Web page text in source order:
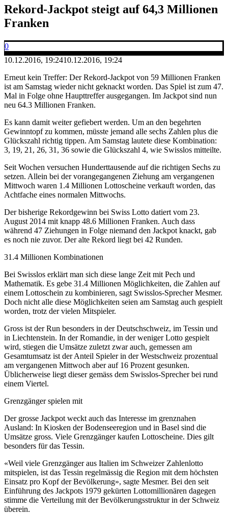
Rekord-Jackpot steigt auf 64,3 Millionen
Franken
0
10.12.2016, 19:2410.12.2016, 19:24
Erneut kein Treffer: Der Rekord-Jackpot von 59 Millionen Franken
ist am Samstag wieder nicht geknackt worden. Das Spiel ist zum 47.
Mal in Folge ohne Haupttreffer ausgegangen. Im Jackpot sind nun
neu 64.3 Millionen Franken.
Es kann damit weiter gefiebert werden. Um an den begehrten
Gewinntopf zu kommen, müsste jemand alle sechs Zahlen plus die
Glückszahl richtig tippen. Am Samstag lautete diese Kombination:
3, 19, 21, 26, 31, 36 sowie die Glückszahl 4, wie Swisslos mitteilte.
Seit Wochen versuchen Hunderttausende auf die richtigen Sechs zu
setzen. Allein bei der vorangegangenen Ziehung am vergangenen
Mittwoch waren 1.4 Millionen Lottoscheine verkauft worden, das
Achtfache eines normalen Mittwochs.
Der bisherige Rekordgewinn bei Swiss Lotto datiert vom 23.
August 2014 mit knapp 48.6 Millionen Franken. Auch dass
während 47 Ziehungen in Folge niemand den Jackpot knackt, gab
es noch nie zuvor. Der alte Rekord liegt bei 42 Runden.
31.4 Millionen Kombinationen
Bei Swisslos erklärt man sich diese lange Zeit mit Pech und
Mathematik. Es gebe 31.4 Millionen Möglichkeiten, die Zahlen auf
einem Lottoschein zu kombinieren, sagt Swisslos-Sprecher Mesmer.
Doch nicht alle diese Möglichkeiten seien am Samstag auch gespielt
worden, trotz der vielen Mitspieler.
Gross ist der Run besonders in der Deutschschweiz, im Tessin und
in Liechtenstein. In der Romandie, in der weniger Lotto gespielt
wird, stiegen die Umsätze zuletzt zwar auch, gemessen am
Gesamtumsatz ist der Anteil Spieler in der Westschweiz prozentual
am vergangenen Mittwoch aber auf 16 Prozent gesunken.
Üblicherweise liegt dieser gemäss dem Swisslos-Sprecher bei rund
einem Viertel.
Grenzgänger spielen mit
Der grosse Jackpot weckt auch das Interesse im grenznahen
Ausland: In Kiosken der Bodenseeregion und in Basel sind die
Umsätze gross. Viele Grenzgänger kaufen Lottoscheine. Dies gilt
besonders für das Tessin.
«Weil viele Grenzgänger aus Italien im Schweizer Zahlenlotto
mitspielen, ist das Tessin regelmässig die Region mit dem höchsten
Einsatz pro Kopf der Bevölkerung», sagte Mesmer. Bei den seit
Einführung des Jackpots 1979 gekürten Lottomillionären dagegen
stimme die Verteilung mit der Bevölkerungsstruktur in der Schweiz
überein.